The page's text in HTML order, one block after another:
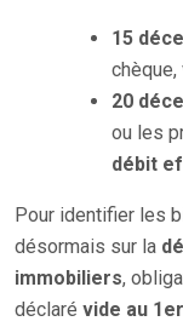
15
20
ou les
débit
Pour identifier les
désormais sur la
immobiliers,
déclaré vide au